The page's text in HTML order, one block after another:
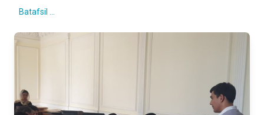
Batafsil ...